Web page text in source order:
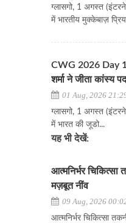
ग्लासगो, 1 अगस्त
में भारतीय मुक्केबाज़
CWG 2026 Day
शर्मा ने जीता कांस्य
01 Aug, 2026
ग्लासगो, 1 अगस्त
में भारत की जूडो...
यह भी देखें:
आत्मनिर्भर
मज़बूत नींव
09 Aug, 2026
आत्मनिर्भर चिकित्सा